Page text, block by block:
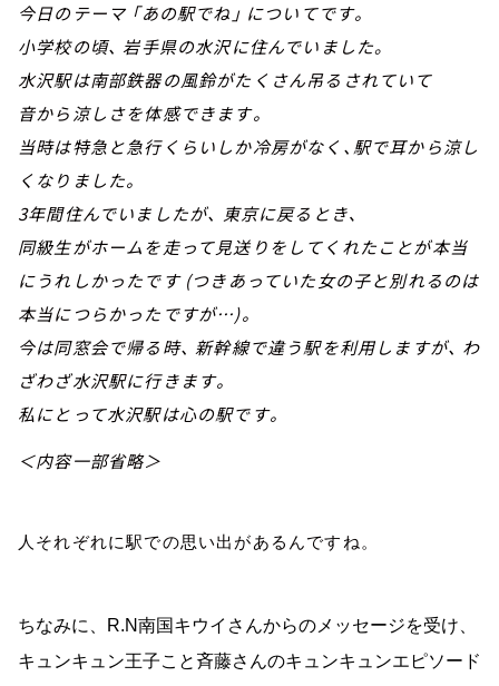
今日のテーマ 「あの駅でね」 についてです。
小学校の頃、 岩手県の水沢に住んでいました｡
水沢駅は南部鉄器の風鈴がたくさん吊るされていて
音から涼しさを体感できます。
当時は特急と急行くらいしか冷房がなく、駅で耳から涼し
くなりました。
3年間住んでいましたが、 東京に戻るとき､
同級生がホームを走って見送りをしてくれたことが本当
にうれしかったです (つきあっていた女の子と別れるのは
本当につらかったですが…)。
今は同窓会で帰る時、 新幹線で違う駅を利用しますが、 わ
ざわざ水沢駅に行きます。
私にとって水沢駅は心の駅です。
＜内容一部省略＞
人それぞれに駅での思い出があるんですね。
ちなみに、 R.N南国キウイさんからのメッセージを受け、
キュンキュン王子こと斉藤さんのキュンキュンエピソード